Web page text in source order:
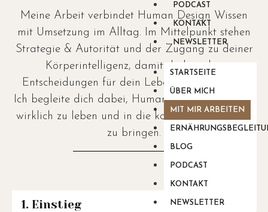
PODCAST
KONTAKT
NEWSLETTER
STARTSEITE
ÜBER MICH
MIT MIR ARBEITEN
BLOG
PODCAST
KONTAKT
NEWSLETTER
Meine Arbeit verbindet Human Design Wissen
mit Umsetzung im Alltag. Im Mittelpunkt stehen
Strategie & Autorität und der Zugang zu deiner
Körperintelligenz, damit du korrekte
Entscheidungen für dein Leben treffen kannst.
Ich begleite dich dabei, Human Design im Alltag
wirklich zu leben und in die konkrete Umsetzung
zu bringen.
1. Einstieg